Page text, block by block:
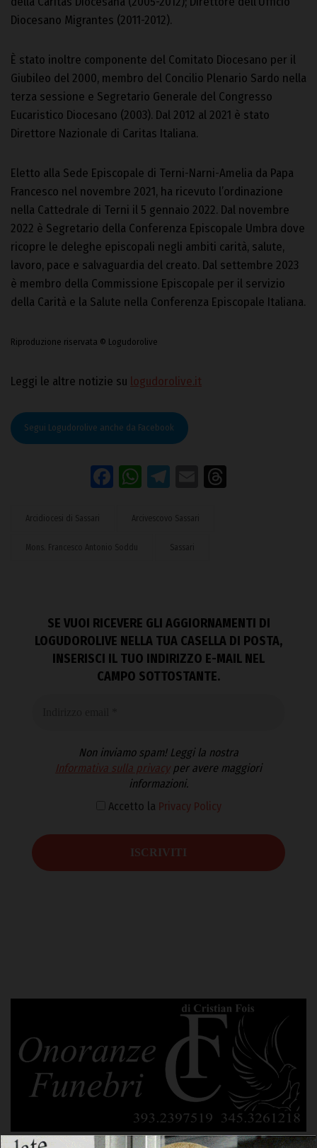
Diocesano Migrantes (2011-2012).
È stato inoltre componente del Comitato Diocesano per il
Giubileo del 2000, membro del Concilio Plenario Sardo nella
terza sessione e Segretario Generale del Congresso
Eucaristico Diocesano (2003). Dal 2012 al 2021 è stato
Direttore Nazionale di Caritas Italiana.
Eletto alla Sede Episcopale di Terni-Narni-Amelia da Papa
Francesco nel novembre 2021, ha ricevuto l’ordinazione
nella Cattedrale di Terni il 5 gennaio 2022. Dal novembre
2022 è Segretario della Conferenza Episcopale Umbra dove
ricopre le deleghe episcopali negli ambiti carità, salute,
lavoro, pace e salvaguardia del creato. Dal settembre 2023
è membro della Commissione Episcopale per il servizio
della Carità e la Salute nella Conferenza Episcopale Italiana.
Riproduzione riservata © Logudorolive
Leggi le altre notizie su logudorolive.it
Segui Logudorolive anche da Facebook
Facebook
WhatsApp
Telegram
Email
Arcidiocesi di Sassari Arcivescovo Sassari
Mons. Francesco Antonio Soddu Sassari
SE VUOI RICEVERE GLI AGGIORNAMENTI DI
LOGUDOROLIVE NELLA TUA CASELLA DI POSTA,
INSERISCI IL TUO INDIRIZZO E-MAIL NEL
CAMPO SOTTOSTANTE.
Non inviamo spam! Leggi la nostra
Informativa sulla privacyper avere maggiori
informazioni.
Accetto la Privacy Policy